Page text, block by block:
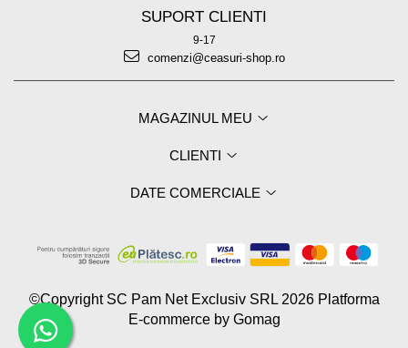
SUPORT CLIENTI
9-17
comenzi@ceasuri-shop.ro
MAGAZINUL MEU
CLIENTI
DATE COMERCIALE
©Copyright SC Pam Net Exclusiv SRL 2026 Platforma
E-commerce by Gomag